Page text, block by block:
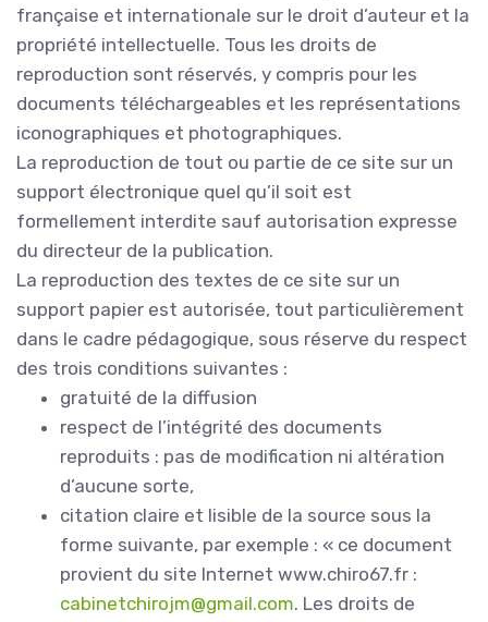
française et internationale sur le droit d’auteur et la
propriété intellectuelle. Tous les droits de
reproduction sont réservés, y compris pour les
documents téléchargeables et les représentations
iconographiques et photographiques.
La reproduction de tout ou partie de ce site sur un
support électronique quel qu’il soit est
formellement interdite sauf autorisation expresse
du directeur de la publication.
La reproduction des textes de ce site sur un
support papier est autorisée, tout particulièrement
dans le cadre pédagogique, sous réserve du respect
des trois conditions suivantes :
gratuité de la diffusion
respect de l’intégrité des documents
reproduits : pas de modification ni altération
d’aucune sorte,
citation claire et lisible de la source sous la
forme suivante, par exemple : « ce document
provient du site Internet www.chiro67.fr :
cabinetchirojm@gmail.com. Les droits de